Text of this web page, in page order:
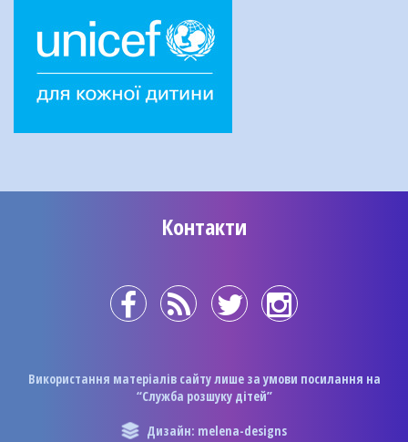
Контакти
Використання матеріалів сайту лише за умови посилання на
“Служба розшуку дітей”
Дизайн: melena-designs